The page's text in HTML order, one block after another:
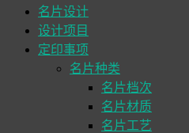
名片设计
设计项目
定印事项
名片种类
名片档次
名片材质
名片工艺